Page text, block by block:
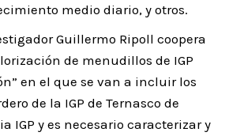
medio diario, y otros.
Guillermo Ripoll coopera
de menudillos de IGP
en el que se van a incluir los
de la IGP de Ternasco de
IGP y es necesario caracterizar y